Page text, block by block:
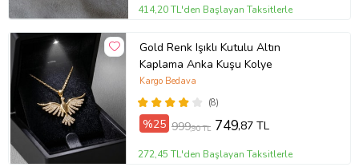
414,20 TL'den Başlayan Taksitlerle
Gold Renk Işıklı Kutulu Altın
Kaplama Anka Kuşu Kolye
(8)
Kargo Bedava
%25 999,90 TL 749,87 TL
272,45 TL'den Başlayan Taksitlerle